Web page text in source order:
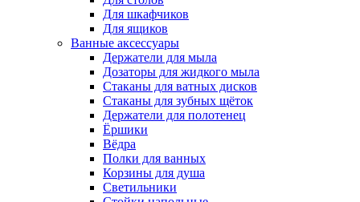
Для шкафчиков
Для ящиков
Ванные аксессуары
Держатели для мыла
Дозаторы для жидкого мыла
Стаканы для ватных дисков
Стаканы для зубных щёток
Держатели для полотенец
Ёршики
Вёдра
Полки для ванных
Корзины для душа
Светильники